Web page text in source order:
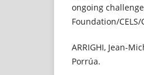
ongoing
Foundation/
ARRIGHI, Jean-
Porrúa.